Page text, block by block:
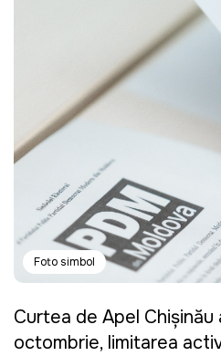
Foto simbol
Curtea de Apel Chișinău
octombrie, limitarea